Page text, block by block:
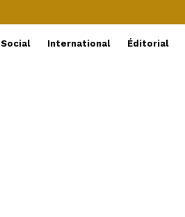
Social International Éditorial